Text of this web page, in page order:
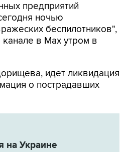
предприятий
ночью
беспилотников",
в Max утром в
идет ликвидация
о пострадавших
на Украине